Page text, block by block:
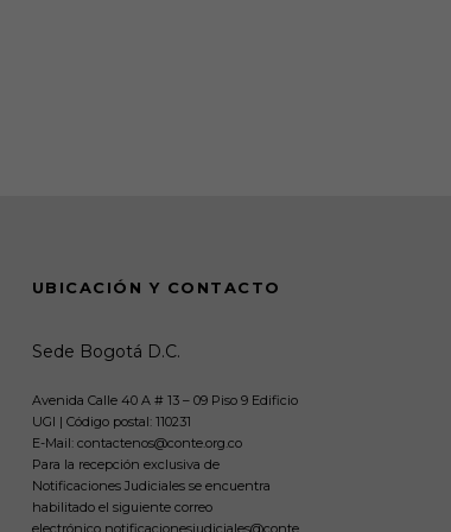
UBICACIÓN Y CONTACTO
Sede Bogotá D.C.
Avenida Calle 40 A # 13 – 09 Piso 9 Edificio
UGI | Código postal: 110231
E-Mail: contactenos@conte.org.co
Para la recepción exclusiva de
Notificaciones Judiciales se encuentra
habilitado el siguiente correo
electrónico notificacionesjudiciales@conte